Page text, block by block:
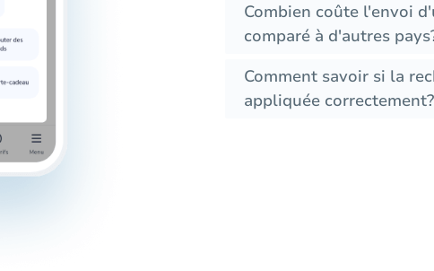
Combien coûte l'envoi
comparé à d'autres
Comment savoir si la
appliquée correctement?